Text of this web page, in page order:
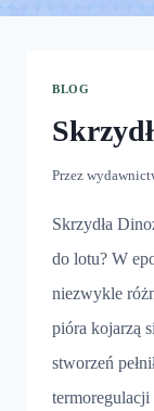
BLOG
Przez
Skrzydła
do lotu? W
niezwykle
pióra kojarzą
stworzeń